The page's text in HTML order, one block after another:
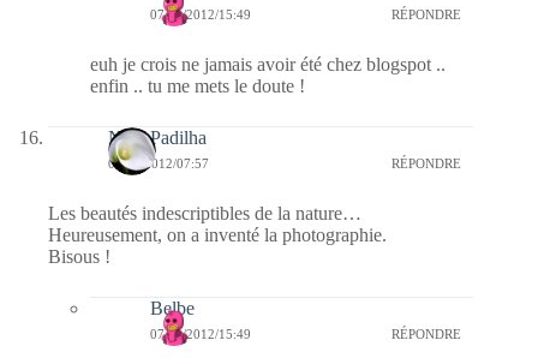
07/09/2012/15:49 RÉPONDRE
euh je crois ne jamais avoir été chez blogspot ..
enfin .. tu me mets le doute !
Nina Padilha
07/09/2012/07:57 RÉPONDRE
Les beautés indescriptibles de la nature…
Heureusement, on a inventé la photographie.
Bisous !
Belbe
07/09/2012/15:49 RÉPONDRE